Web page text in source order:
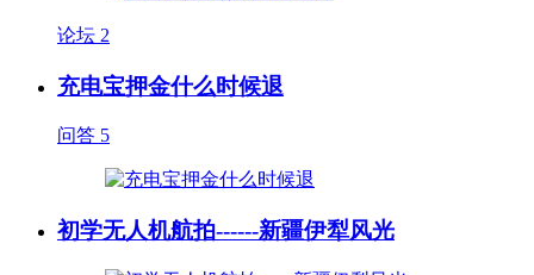
论坛 2
充电宝押金什么时候退
问答 5
初学无人机航拍------新疆伊犁风光